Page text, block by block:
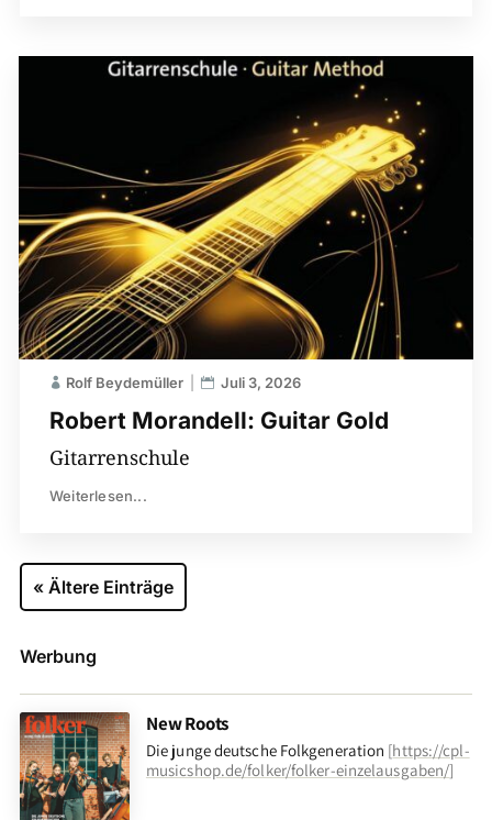
Robert Morandell: Guitar Gold
Rolf Beydemüller Juli 3, 2026
Gitarrenschule
Weiterlesen...
« Ältere Einträge
Werbung
New Roots
Die junge deutsche Folkgeneration [https://cpl-
musicshop.de/folker/folker-einzelausgaben/]